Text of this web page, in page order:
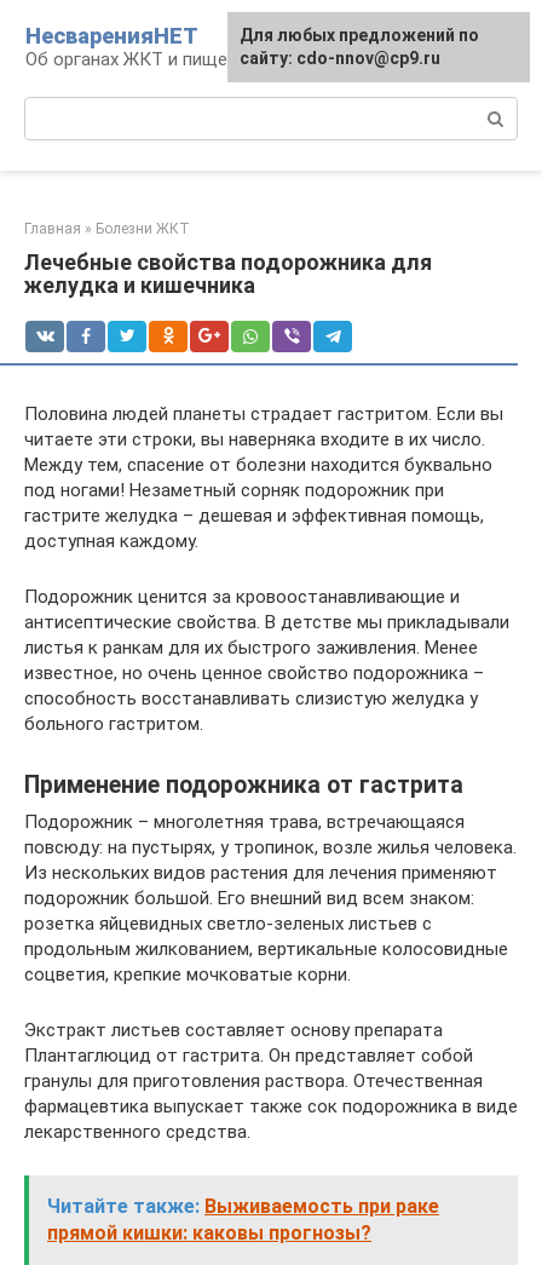
контенту
НесваренияНЕТ
Об органах ЖКТ и пищеварении
Главная » Болезни ЖКТ
Лечебные свойства подорожника для
желудка и кишечника
Половина людей планеты страдает гастритом. Если вы
читаете эти строки, вы наверняка входите в их число.
Между тем, спасение от болезни находится буквально
под ногами! Незаметный сорняк подорожник при
гастрите желудка – дешевая и эффективная помощь,
доступная каждому.
Подорожник ценится за кровоостанавливающие и
антисептические свойства. В детстве мы прикладывали
листья к ранкам для их быстрого заживления. Менее
известное, но очень ценное свойство подорожника –
способность восстанавливать слизистую желудка у
больного гастритом.
Применение подорожника от гастрита
Подорожник – многолетняя трава, встречающаяся
повсюду: на пустырях, у тропинок, возле жилья человека.
Из нескольких видов растения для лечения применяют
подорожник большой. Его внешний вид всем знаком:
розетка яйцевидных светло-зеленых листьев с
продольным жилкованием, вертикальные колосовидные
соцветия, крепкие мочковатые корни.
Экстракт листьев составляет основу препарата
Плантаглюцид от гастрита. Он представляет собой
гранулы для приготовления раствора. Отечественная
фармацевтика выпускает также сок подорожника в виде
лекарственного средства.
Читайте также: Выживаемость при раке
прямой кишки: каковы прогнозы?
Для любых предложений по
сайту: cdo-nnov@cp9.ru